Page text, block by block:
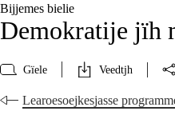
Bijjemes bielie
Demokratije jïh
Gïele Veedtjh
Learoesoejkesjasse